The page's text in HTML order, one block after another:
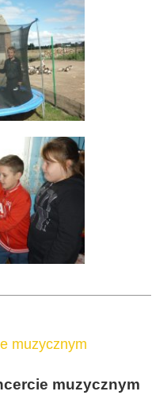
muzycznym
muzycznym